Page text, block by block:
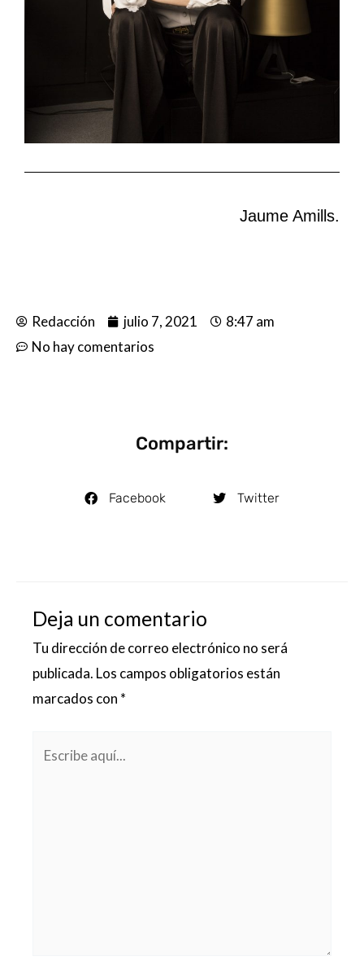
Jaume Amills.
Redacción julio 7, 2021
8:47 am
No hay comentarios
Compartir:
Facebook Twitter
Deja un comentario
Tu dirección de correo electrónico no será
publicada. Los campos obligatorios están
marcados con *